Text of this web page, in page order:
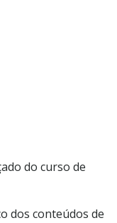
do curso de
dos conteúdos de